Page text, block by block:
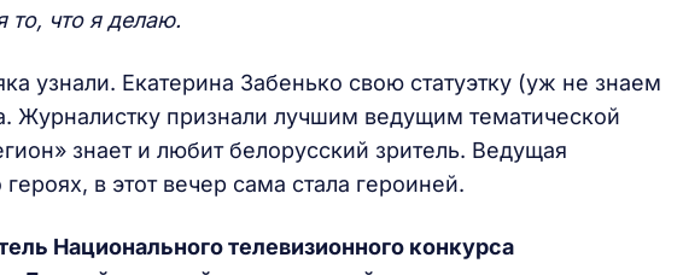
то, что я делаю.
узнали. Екатерина Забенько свою статуэтку (уж не знаем
Журналистку признали лучшим ведущим тематической
знает и любит белорусский зритель. Ведущая
в этот вечер сама стала героиней.
Национального телевизионного конкурса